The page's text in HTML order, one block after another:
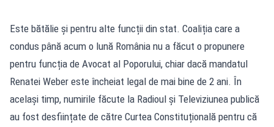
Este bătălie și pentru alte funcții din stat. Coaliția care a
condus până acum o lună România nu a făcut o propunere
pentru funcția de Avocat al Poporului, chiar dacă mandatul
Renatei Weber este încheiat legal de mai bine de 2 ani. În
același timp, numirile făcute la Radioul și Televiziunea publică
au fost desființate de către Curtea Constituțională pentru că